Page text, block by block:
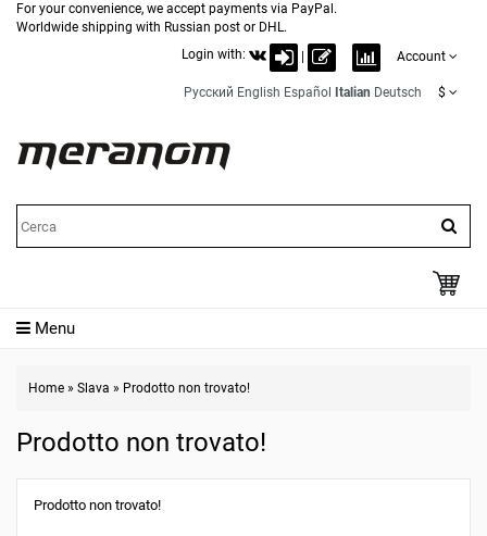
For your convenience, we accept payments via PayPal.
Worldwide shipping with Russian post or DHL.
Login with:
Account
Русский English Español Italian Deutsch $
Menu
Home » Slava » Prodotto non trovato!
Prodotto non trovato!
Prodotto non trovato!